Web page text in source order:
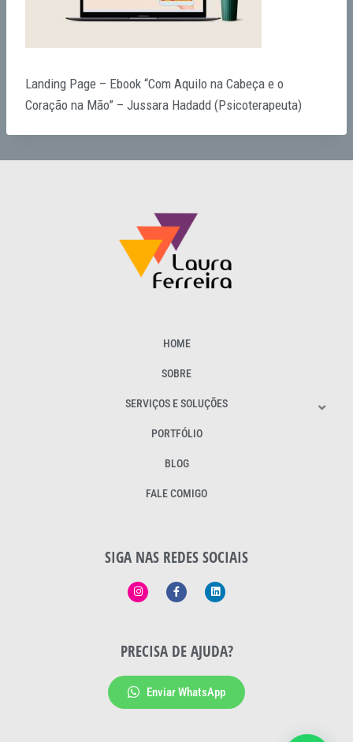
Landing Page – Ebook “Com Aquilo na Cabeça e o
Coração na Mão” – Jussara Hadadd (Psicoterapeuta)
HOME
SOBRE
SERVIÇOS E SOLUÇÕES
PORTFÓLIO
BLOG
FALE COMIGO
SIGA NAS REDES SOCIAIS
PRECISA DE AJUDA?
Enviar WhatsApp